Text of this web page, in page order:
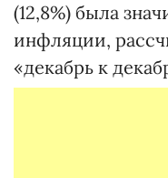
(12,8%) была
инфляции,
«декабрь к